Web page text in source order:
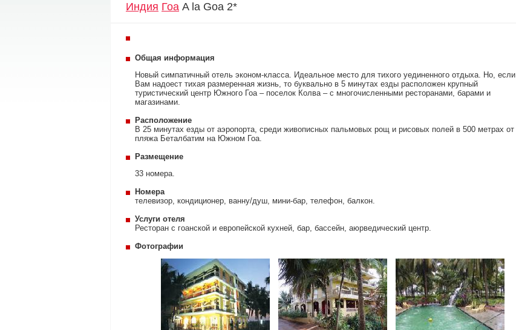
Индия Гоа A la Goa 2*
Общая информация
Новый симпатичный отель эконом-класса. Идеальное место для тихого уединенного отдыха. Но, если
Вам надоест тихая размеренная жизнь, то буквально в 5 минутах езды расположен крупный
туристический центр Южного Гоа – поселок Колва – с многочисленными ресторанами, барами и
магазинами.
Расположение
В 25 минутах езды от аэропорта, среди живописных пальмовых рощ и рисовых полей в 500 метрах от
пляжа Беталбатим на Южном Гоа.
Размещение
33 номера.
Номера
телевизор, кондиционер, ванну/душ, мини-бар, телефон, балкон.
Услуги отеля
Ресторан с гоанской и европейской кухней, бар, бассейн, аюрведический центр.
Фотографии